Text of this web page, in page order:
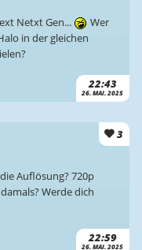
22:43
26. MAI. 2025
Netxt Gen...
Wer
in der gleichen
3
22:59
26. MAI. 2025
Auflösung? 720p
Werde dich